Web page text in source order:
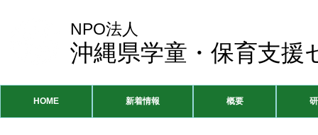
NPO法人
沖縄県学童・保育支援
HOME 新着情報 概要